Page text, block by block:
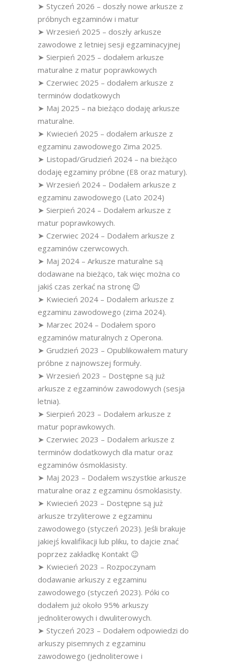
➤ Styczeń 2026 – doszły nowe arkusze z
próbnych egzaminów i matur
➤ Wrzesień 2025 – doszły arkusze
zawodowe z letniej sesji egzaminacyjnej
➤ Sierpień 2025 – dodałem arkusze
maturalne z matur poprawkowych
➤ Czerwiec 2025 – dodałem arkusze z
terminów dodatkowych
➤ Maj 2025 – na bieżąco dodaję arkusze
maturalne.
➤ Kwiecień 2025 – dodałem arkusze z
egzaminu zawodowego Zima 2025.
➤ Listopad/Grudzień 2024 – na bieżąco
dodaję egzaminy próbne (E8 oraz matury).
➤ Wrzesień 2024 – Dodałem arkusze z
egzaminu zawodowego (Lato 2024)
➤ Sierpień 2024 – Dodałem arkusze z
matur poprawkowych.
➤ Czerwiec 2024 – Dodałem arkusze z
egzaminów czerwcowych.
➤ Maj 2024 – Arkusze maturalne są
dodawane na bieżąco, tak więc można co
jakiś czas zerkać na stronę 😉
➤ Kwiecień 2024 – Dodałem arkusze z
egzaminu zawodowego (zima 2024).
➤ Marzec 2024 – Dodałem sporo
egzaminów maturalnych z Operona.
➤ Grudzień 2023 – Opublikowałem matury
próbne z najnowszej formuły.
➤ Wrzesień 2023 – Dostępne są już
arkusze z egzaminów zawodowych (sesja
letnia).
➤ Sierpień 2023 – Dodałem arkusze z
matur poprawkowych.
➤ Czerwiec 2023 – Dodałem arkusze z
terminów dodatkowych dla matur oraz
egzaminów ósmoklasisty.
➤ Maj 2023 – Dodałem wszystkie arkusze
maturalne oraz z egzaminu ósmoklasisty.
➤ Kwiecień 2023 – Dostępne są już
arkusze trzyliterowe z egzaminu
zawodowego (styczeń 2023). Jeśli brakuje
jakiejś kwalifikacji lub pliku, to dajcie znać
poprzez zakładkę Kontakt 😉
➤ Kwiecień 2023 – Rozpoczynam
dodawanie arkuszy z egzaminu
zawodowego (styczeń 2023). Póki co
dodałem już około 95% arkuszy
jednoliterowych i dwuliterowych.
➤ Styczeń 2023 – Dodałem odpowiedzi do
arkuszy pisemnych z egzaminu
zawodowego (jednoliterowe i